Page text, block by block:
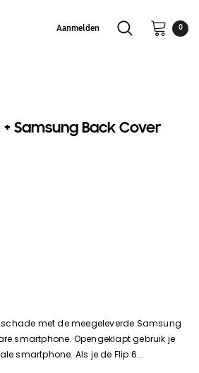
Aanmelden 0
+ Samsung Back Cover
met de meegeleverde Samsung
smartphone. Opengeklapt gebruik je
smartphone. Als je de Flip 6...